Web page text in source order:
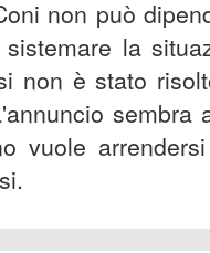
non può
la
non è stato
sembra
vuole